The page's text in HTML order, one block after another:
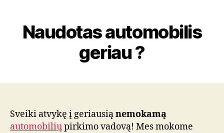
Naudotas automobilis
geriau ?
Sveiki atvykę į geriausiąnemokamą
automobiliųpirkimo vadovą! Mes mokome